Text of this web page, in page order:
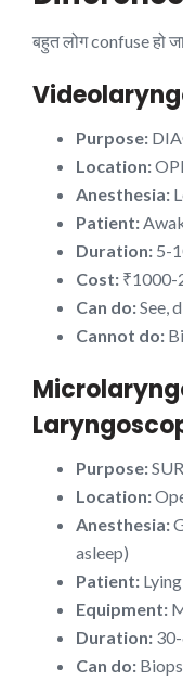
बहुत लोग confuse हो
Purpose:
Location:
Anesthesia:
Patient:
Duration: 5-
Cost: ₹1000-
Can do:See,
Cannot do:
Purpose:
Location:
Anesthesia:
asleep)
Patient:
Equipment:
Duration:
Can do: